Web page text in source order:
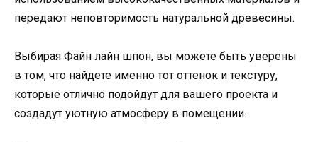
передают неповторимость натуральной древесины.
Выбирая Файн лайн шпон, вы можете быть уверены
в том, что найдете именно тот оттенок и текстуру,
которые отлично подойдут для вашего проекта и
создадут уютную атмосферу в помещении.